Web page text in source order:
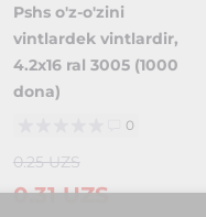
Pshs o'z-o'zini
vintlardek vintlardir,
4.2x16 ral 3005 (1000
dona)
0
0.25 UZS
0.31 UZS